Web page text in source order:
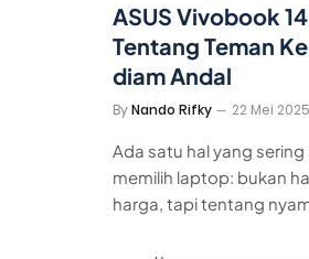
ASUS Vivobook
Tentang Teman
diam Andal
ByNando Rifky 22 Mei 2025
Ada satu hal yang
memilih laptop: bukan
harga, tapi tentang